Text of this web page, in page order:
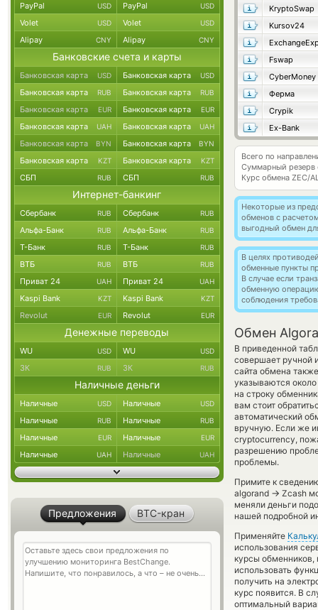
KryptoSwap
Kursov24
Fswap
CyberMoney
Ферма
Crypik
Ex-Bank
Всего по
Суммарный резерв
Курс обмена ZEC/
Некоторые из
обменов с
выгодный обмен
В целях
обменные пункты
В случае если
обменную
соблюдения
Обмен
В приведенной
совершает ручной
сайта обмена
указываются
на строку
вам стоит
автоматический
вручную. Если же
cryptocurrency,
разрешению
проблемы.
Примите к
algorand → Zcash
меняли деньги
нашей подробной
Применяйте
использования
курсы
использовать
получить на
курс появится. В
оптимальный
PayPal USD PayPal USD
Volet USD Volet USD
Alipay CNY Alipay CNY
Банковские счета и карты
Банковская карта USD Банковская карта USD
Банковская карта RUB Банковская карта RUB
Банковская карта EUR Банковская карта EUR
Банковская карта UAH Банковская карта UAH
Банковская карта BYN Банковская карта BYN
Банковская карта KZT Банковская карта KZT
СБП RUB СБП RUB
Интернет-банкинг
Сбербанк RUB Сбербанк RUB
Альфа-Банк RUB Альфа-Банк RUB
Т-Банк RUB Т-Банк RUB
ВТБ RUB ВТБ RUB
Приват 24 UAH Приват 24 UAH
Kaspi Bank KZT Kaspi Bank KZT
Revolut EUR Revolut EUR
Денежные переводы
WU USD WU USD
ЗК RUB ЗК RUB
Наличные деньги
Наличные USD Наличные USD
Наличные RUB Наличные RUB
Наличные EUR Наличные EUR
Наличные UAH Наличные UAH
Предложения BTC-кран